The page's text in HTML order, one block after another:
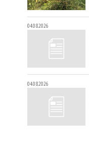
04.08.2026
04.08.2026